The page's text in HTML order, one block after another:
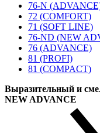
76-N
72 (COMFORT)
71 (SOFT LINE)
76-ND (NEW
76 (ADVANCE)
81 (PROFI)
81 (COMPACT)
Выразительный и
NEW ADVANCE